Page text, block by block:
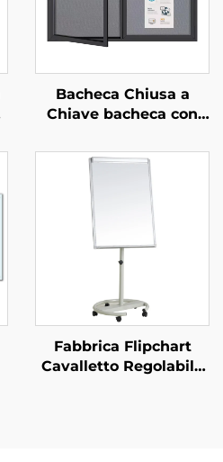
Bacheca Chiusa a
Chiave bacheca con
Vetrina Espositiva per
Informazioni in Ufficio
e Scuola
Fabbrica Flipchart
Cavalletto Regolabile